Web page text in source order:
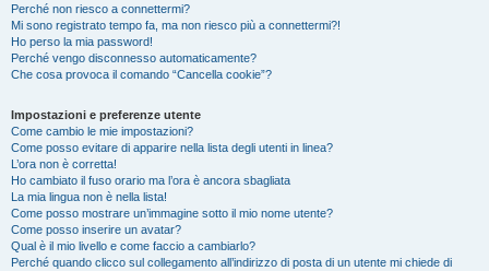
Perché non riesco a connettermi?
Mi sono registrato tempo fa, ma non riesco più a connettermi?!
Ho perso la mia password!
Perché vengo disconnesso automaticamente?
Che cosa provoca il comando “Cancella cookie”?
Impostazioni e preferenze utente
Come cambio le mie impostazioni?
Come posso evitare di apparire nella lista degli utenti in linea?
L’ora non è corretta!
Ho cambiato il fuso orario ma l’ora è ancora sbagliata
La mia lingua non è nella lista!
Come posso mostrare un’immagine sotto il mio nome utente?
Come posso inserire un avatar?
Qual è il mio livello e come faccio a cambiarlo?
Perché quando clicco sul collegamento all’indirizzo di posta di un utente mi chiede di